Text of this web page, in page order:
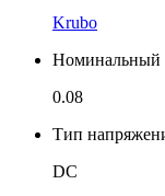
Krubo
Номинальный
0.08
Тип
DC